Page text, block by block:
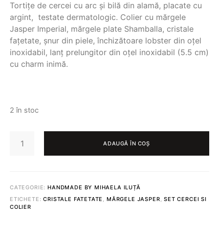
Tortițe de cercei cu arc și bilă din alamă, placate cu
argint, testate dermatologic. Colier cu mărgele
Jasper Imperial, mărgele plate Shamballa, cristale
fațetate, șnur din piele, închizătoare lobster din oțel
inoxidabil, lanț prelungitor din oțel inoxidabil (5.5 cm)
cu charm inimă.
2 în stoc
ADAUGĂ ÎN COȘ
CATEGORIE:HANDMADE BY MIHAELA ILUȚĂ
ETICHETE:CRISTALE FATETATE , MĂRGELE JASPER,SET CERCEI SI
COLIER